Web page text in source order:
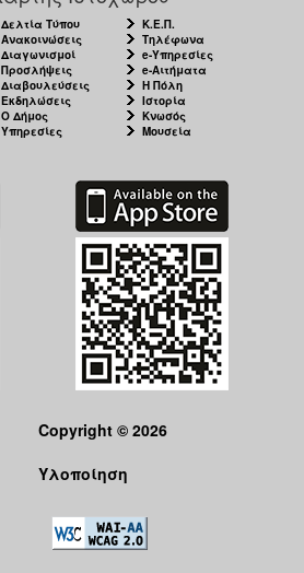
Δελτία Τύπου
Ανακοινώσεις
Διαγωνισμοί
Προσλήψεις
Διαβουλεύσεις
Εκδηλώσεις
Ο Δήμος
Υπηρεσίες
Κ.Ε.Π.
Τηλέφωνα
e-Υπηρεσίες
e-Αιτήματα
Η Πόλη
Ιστορία
Κνωσός
Μουσεία
Copyright © 2026
Υλοποίηση